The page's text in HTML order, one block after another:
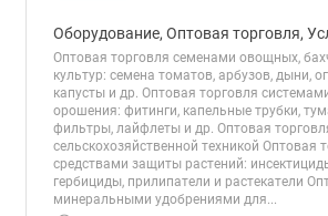
Оборудование, Оптовая торговля,
Оптовая торговля семенами овощных,
культур: семена томатов, арбузов, дыни,
капусты и др. Оптовая торговля
орошения: фитинги, капельные трубки,
фильтры, лайфлеты и др. Оптовая
сельскохозяйственной техникой Оптовая
средствами защиты растений:
гербициды, прилипатели и растекатели
минеральными удобрениями для...